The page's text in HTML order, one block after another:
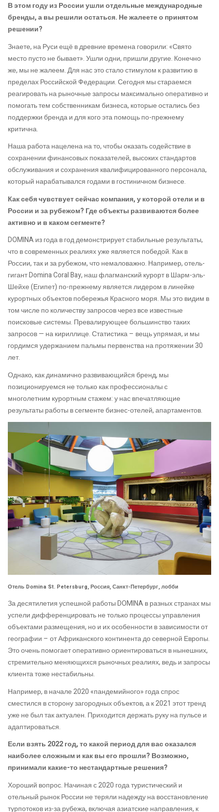
В этом году из России ушли отдельные международные
бренды, а вы решили остаться. Не жалеете о принятом
решении?
Знаете, на Руси ещё в древние времена говорили: «Свято
место пусто не бывает». Ушли одни, пришли другие. Конечно
же, мы не жалеем. Для нас это стало стимулом к развитию в
пределах Российской Федерации. Сегодня мы стараемся
реагировать на рыночные запросы максимально оперативно и
помогать тем собственникам бизнеса, которые остались без
поддержки бренда и для кого эта помощь по-прежнему
критична.
Наша работа нацелена на то, чтобы оказать содействие в
сохранении финансовых показателей, высоких стандартов
обслуживания и сохранения квалифицированного персонала,
который нарабатывался годами в гостиничном бизнесе.
Как себя чувствует сейчас компания, у которой отели и в
России и за рубежом? Где объекты развиваются более
активно и в каком сегменте?
DOMINA из года в год демонстрирует стабильные результаты,
что в современных реалиях уже является победой. Как в
России, так и за рубежом, что немаловажно. Например, отель-
гигант Domina Coral Bay, наш флагманский курорт в Шарм-эль-
Шейхе (Египет) по-прежнему является лидером в линейке
курортных объектов побережья Красного моря. Мы это видим в
том числе по количеству запросов через все известные
поисковые системы. Превалирующее большинство таких
запросов — на кириллице. Статистика – вещь упрямая, и мы
гордимся удержанием пальмы первенства на протяжении 30
лет.
Однако, как динамично развивающийся бренд, мы
позиционируемся не только как профессионалы с
многолетним курортным стажем: у нас впечатляющие
результаты работы в сегменте бизнес-отелей, апартаментов.
Отель Domina St. Petersburg, Россия, Санкт-Петербург, лобби
За десятилетия успешной работы DOMINA в разных странах мы
успели дифференцировать не только процессы управления
объектами размещения, но и их особенности в зависимости от
географии – от Африканского континента до северной Европы.
Это очень помогает оперативно ориентироваться в нынешних,
стремительно меняющихся рыночных реалиях, ведь и запросы
клиента тоже нестабильны.
Например, в начале 2020 «пандемийного» года спрос
сместился в сторону загородных объектов, а к 2021 этот тренд
уже не был так актуален. Приходится держать руку на пульсе и
адаптироваться.
Если взять 2022 год, то какой период для вас оказался
наиболее сложным и как вы его прошли? Возможно,
принимали какие-то нестандартные решения?
Хороший вопрос. Начиная с 2020 года туристический и
отельный рынок России не теряли надежду на восстановление
турпотоков из-за рубежа, включая азиатские направления, к